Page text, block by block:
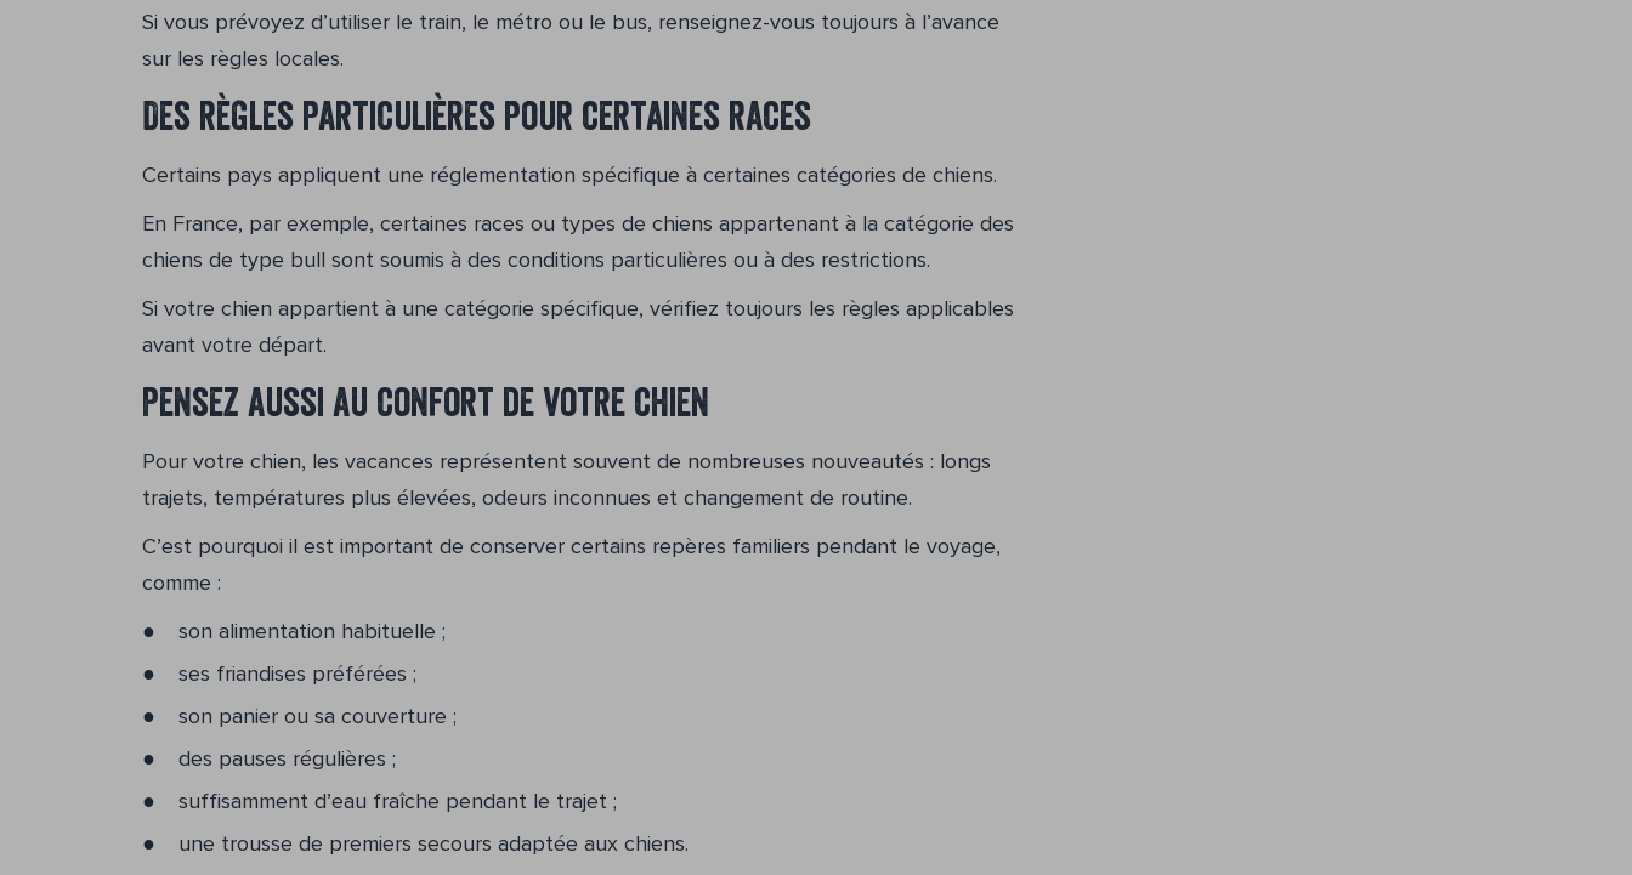
Si vous prévoyez d’utiliser le train, le métro ou le bus, renseignez-vous toujours à l’avance
sur les règles locales.
Des règles particulières pour certaines races
Certains pays appliquent une réglementation spécifique à certaines catégories de chiens.
En France, par exemple, certaines races ou types de chiens appartenant à la catégorie des
chiens de type bull sont soumis à des conditions particulières ou à des restrictions.
Si votre chien appartient à une catégorie spécifique, vérifiez toujours les règles applicables
avant votre départ.
Pensez aussi au confort de votre chien
Pour votre chien, les vacances représentent souvent de nombreuses nouveautés : longs
trajets, températures plus élevées, odeurs inconnues et changement de routine.
C’est pourquoi il est important de conserver certains repères familiers pendant le voyage,
comme :
son alimentation habituelle ;
ses friandises préférées ;
son panier ou sa couverture ;
des pauses régulières ;
suffisamment d’eau fraîche pendant le trajet ;
une trousse de premiers secours adaptée aux chiens.